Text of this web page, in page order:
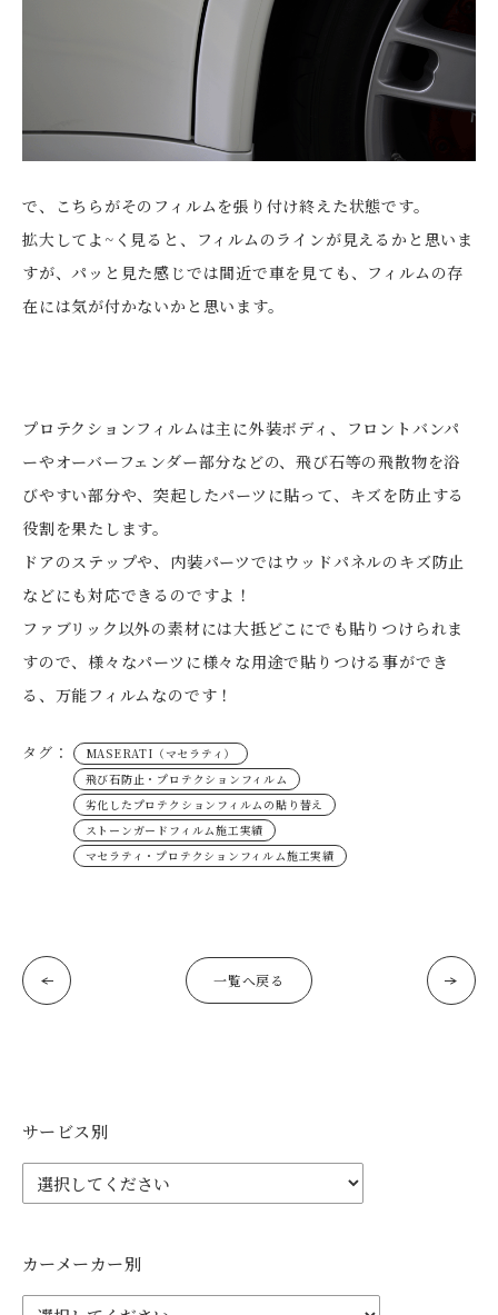
で、こちらがそのフィルムを張り付け終えた状態です。
拡大してよ~く見ると、フィルムのラインが見えるかと思いま
すが、パッと見た感じでは間近で車を見ても、フィルムの存
在には気が付かないかと思います。
プロテクションフィルムは主に外装ボディ、フロントバンパ
ーやオーバーフェンダー部分などの、飛び石等の飛散物を浴
びやすい部分や、突起したパーツに貼って、キズを防止する
役割を果たします。
ドアのステップや、内装パーツではウッドパネルのキズ防止
などにも対応できるのですよ！
ファブリック以外の素材には大抵どこにでも貼りつけられま
すので、様々なパーツに様々な用途で貼りつける事ができ
る、万能フィルムなのです！
タグ：
MASERATI（マセラティ）
飛び石防止・プロテクションフィルム
劣化したプロテクションフィルムの貼り替え
ストーンガードフィルム施工実績
マセラティ・プロテクションフィルム施工実績
一覧へ戻る
サービス別
カーメーカー別